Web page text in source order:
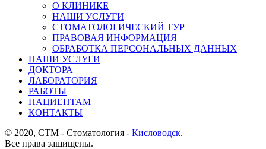
О КЛИНИКЕ
НАШИ УСЛУГИ
СТОМАТОЛОГИЧЕСКИЙ ТУР
ПРАВОВАЯ ИНФОРМАЦИЯ
ОБРАБОТКА ПЕРСОНАЛЬНЫХ ДАННЫХ
НАШИ УСЛУГИ
ДОКТОРА
ЛАБОРАТОРИЯ
РАБОТЫ
ПАЦИЕНТАМ
КОНТАКТЫ
© 2020, СТМ - Стоматология - Кисловодск.
Все права защищены.